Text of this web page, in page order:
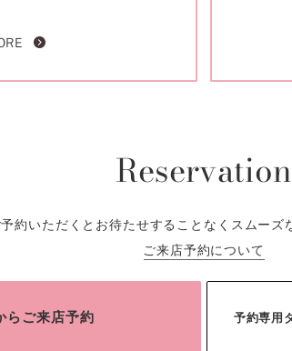
Reservation
約いただくとお待たせすることなくスムーズ
ご来店予約について
らご来店予約 予約専用